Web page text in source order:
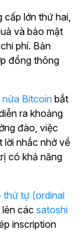
lớn thứ hai,
và bảo mật
phí. Bản
đồng thông
nửa Bitcoin bắt
ra khoảng
đào, việc
lời nhắc nhở về
có khả năng
thứ tự (ordinal
các satoshi
inscription